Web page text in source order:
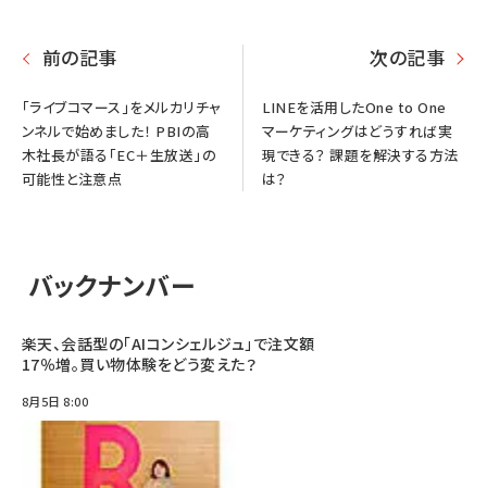
前の記事
「ライブコマース」をメルカリチャ
ンネルで始めました！ PBIの高
木社長が語る「EC＋生放送」の
可能性と注意点
次の記事
LINEを活用したOne to One
マーケティングはどうすれば実
現できる？ 課題を解決する方法
は？
バックナンバー
楽天、会話型の「AIコンシェルジュ」で注文額
17％増。買い物体験をどう変えた？
8月5日 8:00